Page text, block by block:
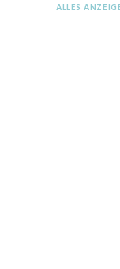
ALLES